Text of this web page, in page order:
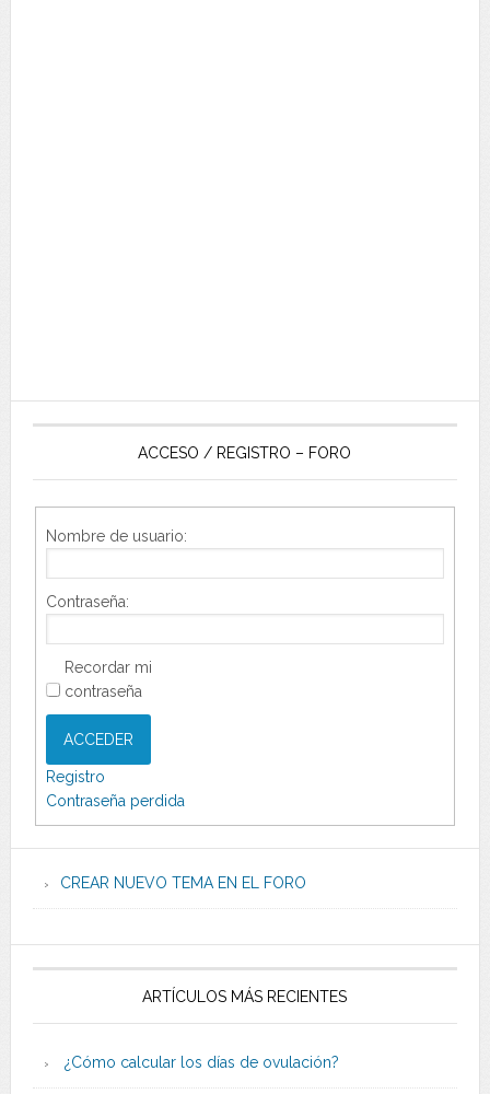
ACCESO / REGISTRO – FORO
Nombre de usuario:
Contraseña:
Recordar mi
contraseña
ACCEDER
Registro
Contraseña perdida
CREAR NUEVO TEMA EN EL FORO
ARTÍCULOS MÁS RECIENTES
¿Cómo calcular los días de ovulación?